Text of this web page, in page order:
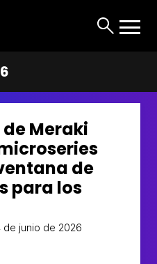
Meraki
de
para los
de junio de 2026